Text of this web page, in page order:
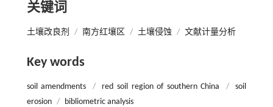
关键词
土壤改良剂 / 南方红壤区 / 土壤侵蚀 / 文献计量分析
Key words
soil amendments / red soil region of southern China /
soil
erosion / bibliometric analysis